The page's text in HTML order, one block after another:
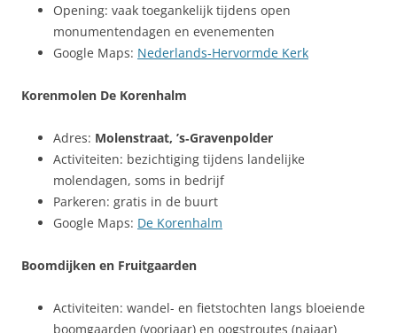
Opening: vaak toegankelijk tijdens open
monumentendagen en evenementen
Google Maps: Nederlands‑Hervormde Kerk
Korenmolen De Korenhalm
Adres: Molenstraat, ’s‑Gravenpolder
Activiteiten: bezichtiging tijdens landelijke
molendagen, soms in bedrijf
Parkeren: gratis in de buurt
Google Maps: De Korenhalm
Boomdijken en Fruitgaarden
Activiteiten: wandel- en fietstochten langs bloeiende
boomgaarden (voorjaar) en oogstroutes (najaar)